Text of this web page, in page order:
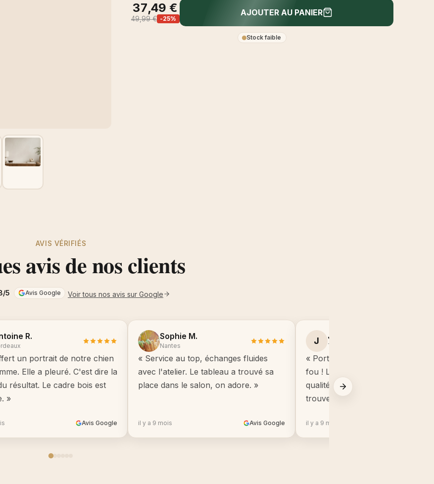
37,49 €
49,99 € -25%
AJOUTER AU PANIER
Stock faible
AVIS VÉRIFIÉS
avis de nos clients
5 Avis Google Voir tous nos avis sur Google
R.
un portrait de notre chien
Elle a pleuré. C'est dire la
résultat. Le cadre bois est
»
Avis Google
Sophie M.
Nantes
« Service au top, échanges fluides
avec l'atelier. Le tableau a trouvé sa
place dans le salon, on adore. »
il y a 9 mois Avis Google
J Julie B.
Toulouse
« Portrait manga de mon fils, il
fou ! Le cadre est de très bonne
qualité, beaucoup mieux que ce
trouve en grande surface. »
il y a 9 mois